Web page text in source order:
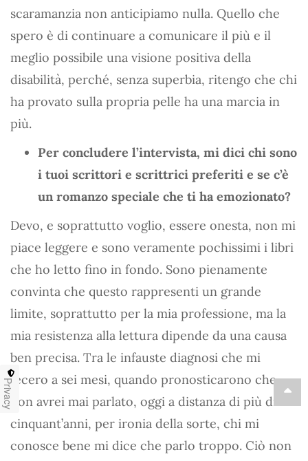
scaramanzia non anticipiamo nulla. Quello che
spero è di continuare a comunicare il più e il
meglio possibile una visione positiva della
disabilità, perché, senza superbia, ritengo che chi
ha provato sulla propria pelle ha una marcia in
più.
Per concludere l’intervista, mi dici chi sono
i tuoi scrittori e scrittrici preferiti e se c’è
un romanzo speciale che ti ha emozionato?
Devo, e soprattutto voglio, essere onesta, non mi
piace leggere e sono veramente pochissimi i libri
che ho letto fino in fondo. Sono pienamente
convinta che questo rappresenti un grande
limite, soprattutto per la mia professione, ma la
mia resistenza alla lettura dipende da una causa
ben precisa. Tra le infauste diagnosi che mi
fecero a sei mesi, quando pronosticarono che
non avrei mai parlato, oggi a distanza di più di
cinquant’anni, per ironia della sorte, chi mi
conosce bene mi dice che parlo troppo. Ciò non
Privacy